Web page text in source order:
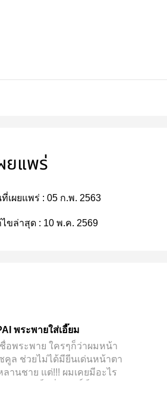
ยแพร่
เผยแพร่ : 05 ก.พ. 2563
ขล่าสุด : 10 พ.ค. 2569
พระพายใส่เอี๊ยม
อพระพาย ใครๆก็ว่าผมหน้า
ล ช่วยไม่ได้มียีนเด่นหน้าตา
านชาย แต่!!! ผมเคยมีอะไร